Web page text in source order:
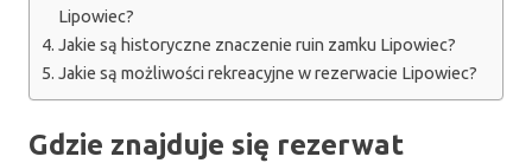
Lipowiec?
Jakie są historyczne znaczenie ruin zamku Lipowiec?
Jakie są możliwości rekreacyjne w rezerwacie Lipowiec?
Gdzie znajduje się rezerwat